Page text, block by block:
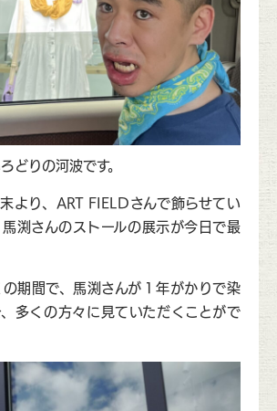
どりの河波です。
より、ART FIELDさんで飾らせてい
渕さんのストールの展示が今日で最
の期間で、馬渕さんが１年がかりで染
多くの方々に見ていただくことがで